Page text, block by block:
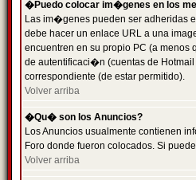
�Puedo colocar im�genes en los
Las im�genes pueden ser adheridas
debe hacer un enlace URL a una
encuentren en su propio PC (a
de autentificaci�n (cuentas de
correspondiente (de estar permitido).
Volver arriba
�Qu� son los Anuncios?
Los Anuncios usualmente contienen
Foro donde fueron colocados. Si
Volver arriba